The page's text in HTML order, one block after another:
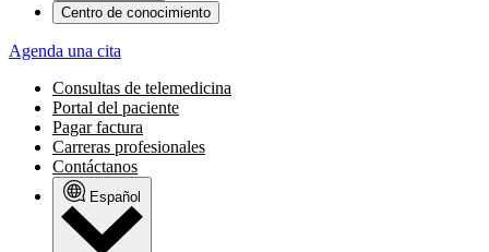
Centro de conocimiento
Agenda una cita
Consultas de telemedicina
Portal del paciente
Pagar factura
Carreras profesionales
Contáctanos
Español